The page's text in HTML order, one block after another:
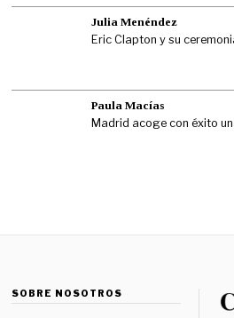
Julia Menéndez
Eric Clapton y su
Paula Macías
Madrid acoge con éxito
SOBRE NOSOTROS